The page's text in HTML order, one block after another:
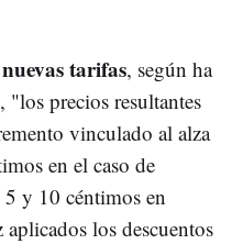
tarifas, según ha
precios resultantes
vinculado al alza
en el caso de
y 10 céntimos en
los descuentos